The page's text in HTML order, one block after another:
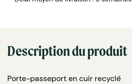
Description du produit
Porte-passeport en cuir recyclé